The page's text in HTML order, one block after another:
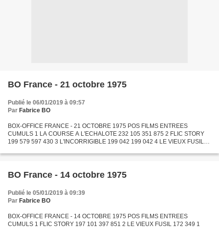
BO France - 21 octobre 1975
Publié le 06/01/2019 à 09:57
Par Fabrice BO
BOX-OFFICE FRANCE - 21 OCTOBRE 1975 POS FILMS ENTREES
CUMULS 1 LA COURSE A L'ECHALOTE 232 105 351 875 2 FLIC STORY
199 579 597 430 3 L'INCORRIGIBLE 199 042 199 042 4 LE VIEUX FUSIL
FEMME 104...
BO France - 14 octobre 1975
Publié le 05/01/2019 à 09:39
Par Fabrice BO
BOX-OFFICE FRANCE - 14 OCTOBRE 1975 POS FILMS ENTREES
CUMULS 1 FLIC STORY 197 101 397 851 2 LE VIEUX FUSIL 172 349 1